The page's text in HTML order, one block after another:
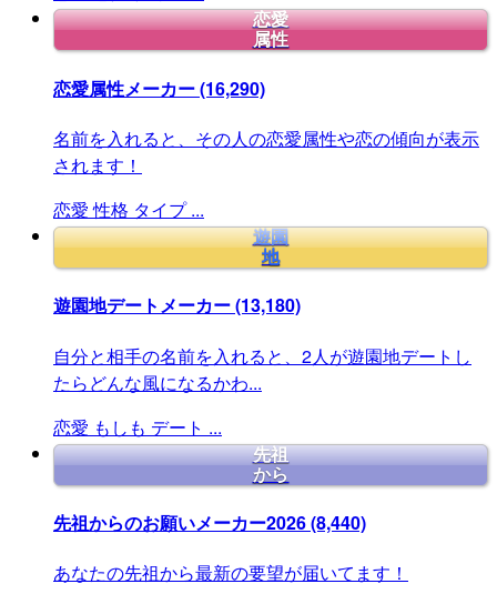
恋愛
属性
恋愛属性メーカー(16,290)
名前を入れると、その人の恋愛属性や恋の傾向が表示
されます！
恋愛 性格 タイプ ...
遊園
地
遊園地デートメーカー(13,180)
自分と相手の名前を入れると、2人が遊園地デートし
たらどんな風になるかわ...
恋愛 もしも デート ...
先祖
から
先祖からのお願いメーカー2026(8,440)
あなたの先祖から最新の要望が届いてます！